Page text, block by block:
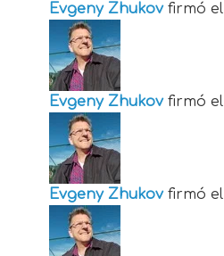
Evgeny Zhukov firmó el
Evgeny Zhukov firmó el
Evgeny Zhukov firmó el